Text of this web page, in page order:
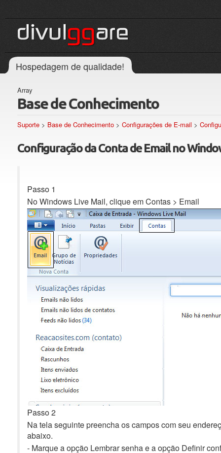
Hospedagem de qualidade!
Array
Base de Conhecimento
Suporte > Base de Conhecimento > Configurações de E-mail >
Configuração da Conta de Email no
Passo 1
No Windows Live Mail, clique em Contas > Email
Passo 2
Na tela seguinte preencha os campos com seu
abaixo.
- Marque a opção Lembrar senha e a opção Definir